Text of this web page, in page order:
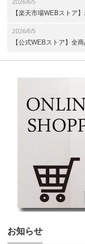
2026/6/5
【楽天市場WEBストア
2026/6/5
【公式WEBストア】全
お知らせ